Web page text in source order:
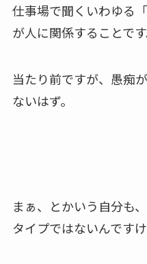
仕事場で聞くいわゆる
が人に関係することです
当たり前ですが、愚痴
ないはず。
まぁ、とかいう自分も
タイプではないんですけ